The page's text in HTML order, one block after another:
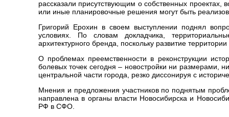
рассказали присутствующим о собственных
или иные планировочные решения могут быть
Григорий Ерохин в своем выступлении поднял
условиях. По словам докладчика,
архитектурного бренда, поскольку развитие
О проблемах преемственности в реконструкции
болевых точек сегодня – новостройки ни размерами,
центральной части города, резко диссонируя с
Мнения и предложения участников по поднятым
направлена в органы власти Новосибирска и
РФ в СФО.